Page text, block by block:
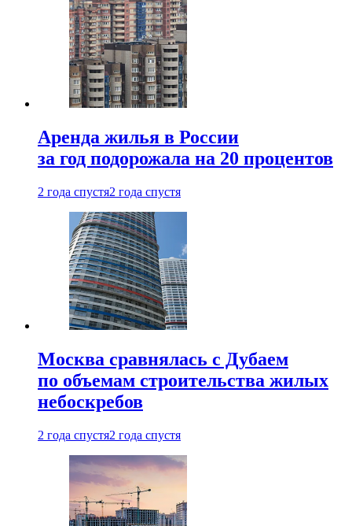
Аренда жилья в России
за год подорожала на 20 процентов
2 года спустя2 года спустя
Москва сравнялась с Дубаем
по объемам строительства жилых
небоскребов
2 года спустя2 года спустя